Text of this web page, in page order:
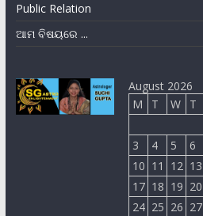
Public Relation
ଆମ ବିଷୟରେ ...
August 2026
M
T W T
3
4 5 6
10 11 12 13
17 18 19 20
24 25 26 27